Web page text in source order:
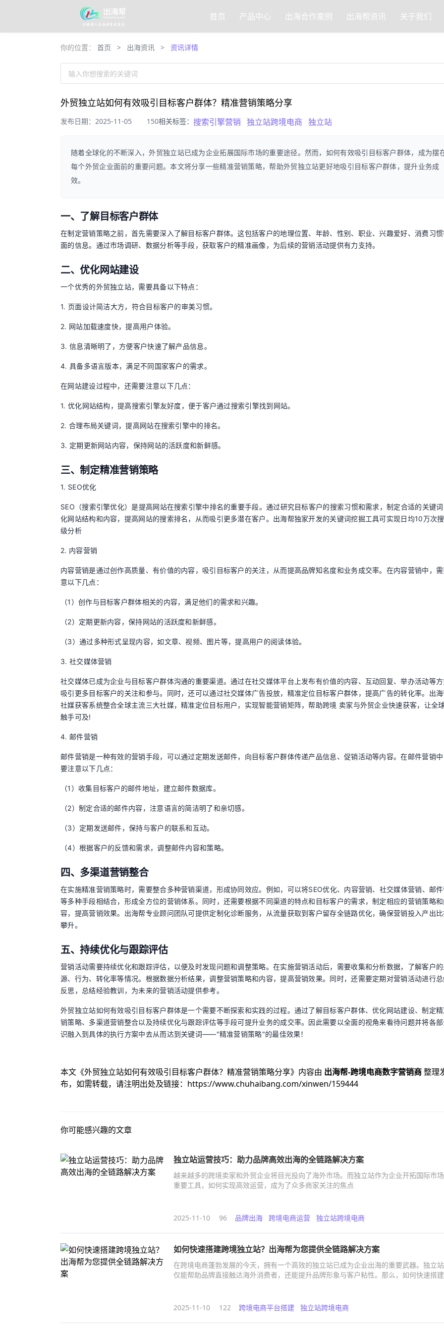
首页 产品中心 出海合作案例 出海帮资讯 关于我们
你的位置： 首页 > 出海资讯 > 资讯详情
输入你想搜索的关键词
外贸独立站如何有效吸引目标客户群体？精准营销策略分享
发布日期：2025-11-05 150相关标签： 搜索引擎营销 独立站跨境电商 独立站
随着全球化的不断深入，外贸独立站已成为企业拓展国际市场的重要途径。然而，如何有效吸引目标客户群体，成为摆
每个外贸企业面前的重要问题。本文将分享一些精准营销策略，帮助外贸独立站更好地吸引目标客户群体，提升业务成
效。
一、了解目标客户群体
在制定营销策略之前，首先需要深入了解目标客户群体。这包括客户的地理位置、年龄、性别、职业、兴趣爱好、消费习
面的信息。通过市场调研、数据分析等手段，获取客户的精准画像，为后续的营销活动提供有力支持。
二、优化网站建设
一个优秀的外贸独立站，需要具备以下特点：
1. 页面设计简洁大方，符合目标客户的审美习惯。
2. 网站加载速度快，提高用户体验。
3. 信息清晰明了，方便客户快速了解产品信息。
4. 具备多语言版本，满足不同国家客户的需求。
在网站建设过程中，还需要注意以下几点：
1. 优化网站结构，提高搜索引擎友好度，便于客户通过搜索引擎找到网站。
2. 合理布局关键词，提高网站在搜索引擎中的排名。
3. 定期更新网站内容，保持网站的活跃度和新鲜感。
三、制定精准营销策略
1. SEO优化
SEO（搜索引擎优化）是提高网站在搜索引擎中排名的重要手段。通过研究目标客户的搜索习惯和需求，制定合适的关键
化网站结构和内容，提高网站的搜索排名，从而吸引更多潜在客户。出海帮独家开发的关键词挖掘工具可实现日均10万次
级分析
2. 内容营销
内容营销是通过创作高质量、有价值的内容，吸引目标客户的关注，从而提高品牌知名度和业务成交率。在内容营销中，
意以下几点：
（1）创作与目标客户群体相关的内容，满足他们的需求和兴趣。
（2）定期更新内容，保持网站的活跃度和新鲜感。
（3）通过多种形式呈现内容，如文章、视频、图片等，提高用户的阅读体验。
3. 社交媒体营销
社交媒体已成为企业与目标客户群体沟通的重要渠道。通过在社交媒体平台上发布有价值的内容、互动回复、举办活动等方
吸引更多目标客户的关注和参与。同时，还可以通过社交媒体广告投放，精准定位目标客户群体，提高广告的转化率。出
社媒获客系统整合全球主流三大社媒，精准定位目标用户，实现智能营销矩阵，帮助跨境 卖家与外贸企业快速获客，让全
触手可及!
4. 邮件营销
邮件营销是一种有效的营销手段，可以通过定期发送邮件，向目标客户群体传递产品信息、促销活动等内容。在邮件营销中
要注意以下几点：
（1）收集目标客户的邮件地址，建立邮件数据库。
（2）制定合适的邮件内容，注意语言的简洁明了和亲切感。
（3）定期发送邮件，保持与客户的联系和互动。
（4）根据客户的反馈和需求，调整邮件内容和策略。
四、多渠道营销整合
在实施精准营销策略时，需要整合多种营销渠道，形成协同效应。例如，可以将SEO优化、内容营销、社交媒体营销、邮
等多种手段相结合，形成全方位的营销体系。同时，还需要根据不同渠道的特点和目标客户的需求，制定相应的营销策略和
容，提高营销效果。出海帮专业顾问团队可提供定制化诊断服务，从流量获取到客户留存全链路优化，确保营销投入产出
攀升。
五、持续优化与跟踪评估
营销活动需要持续优化和跟踪评估，以便及时发现问题和调整策略。在实施营销活动后，需要收集和分析数据，了解客户
源、行为、转化率等情况。根据数据分析结果，调整营销策略和内容，提高营销效果。同时，还需要定期对营销活动进行总
反思，总结经验教训，为未来的营销活动提供参考。
外贸独立站如何有效吸引目标客户群体是一个需要不断探索和实践的过程。通过了解目标客户群体、优化网站建设、制定
销策略、多渠道营销整合以及持续优化与跟踪评估等手段可提升业务的成交率。因此需要以全面的视角来看待问题并将各部
识融入到具体的执行方案中去从而达到关键词——"精准营销策略"的最佳效果！
本文《外贸独立站如何有效吸引目标客户群体？精准营销策略分享》内容由 出海帮-跨境电商数字营销商整理
布，如需转载，请注明出处及链接： https://www.chuhaibang.com/xinwen/159444
你可能感兴趣的文章
独立站运营技巧：助力品牌高效出海的全链路解决方案
越来越多的跨境卖家和外贸企业将目光投向了海外市场。而独立站作为企业开拓国际市
重要工具，如何实现高效运营，成为了众多商家关注的焦点
2025-11-10 96 品牌出海 跨境电商运营 独立站跨境电商
如何快速搭建跨境独立站？出海帮为您提供全链路解决方案
在跨境电商蓬勃发展的今天，拥有一个高效的独立站已成为企业出海的重要武器。独立
仅能帮助品牌直接触达海外消费者，还能提升品牌形象与客户粘性。那么，如何快速搭建
2025-11-10 122 跨境电商平台搭建 独立站跨境电商